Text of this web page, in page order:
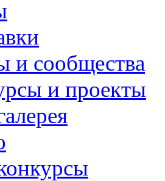
и сообщества
и проекты